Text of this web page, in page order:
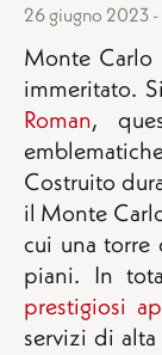
26 giugno 2023 -
Monte Carlo
immeritato.
Roman,
Costruito
il Monte
cui una
piani. In
prestigiosi
servizi di